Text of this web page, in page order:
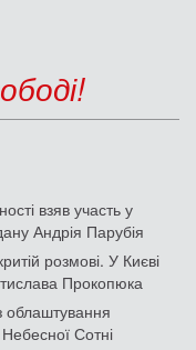
взяв участь у
Андрія Парубія
розмові. У Києві
Прокопюка
облаштування
Сотні